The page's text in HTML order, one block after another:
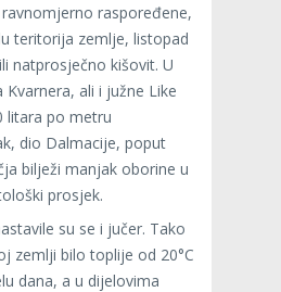
raspoređene,
teritorija zemlje, listopad
natprosječno kišovit. U
ali i južne Like
litara po metru
dio Dalmacije, poput
bilježi manjak oborine u
prosjek.
su se i jučer. Tako
zemlji bilo toplije od 20°C
dana, a u dijelovima